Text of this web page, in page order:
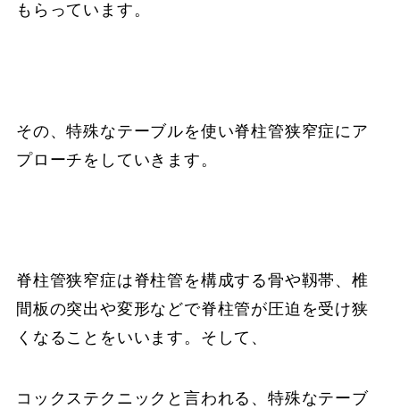
もらっています。
その、特殊なテーブルを使い脊柱管狭窄症にア
プローチをしていきます。
脊柱管狭窄症は脊柱管を構成する骨や靱帯、椎
間板の突出や変形などで脊柱管が圧迫を受け狭
くなることをいいます。そして、
コックステクニックと言われる、特殊なテーブ